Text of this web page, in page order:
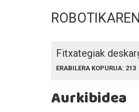
Fitxategiak
ERABILERA KOPURUA: 213
Aurkibidea